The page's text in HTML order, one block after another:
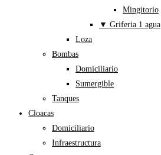
Mingitorio
▼ Griferia 1 agua
Loza
Bombas
Domiciliario
Sumergible
Tanques
Cloacas
Domiciliario
Infraestructura